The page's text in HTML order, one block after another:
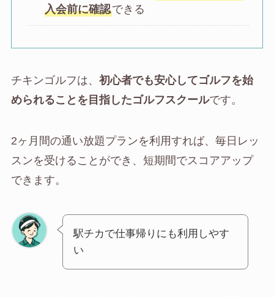
入会前に確認できる
チキンゴルフは、 初心者でも安心してゴルフを始
められることを目指したゴルフスクールです。
2ヶ月間の通い放題プランを利用すれば、毎日レッ
スンを受けることができ、短期間でスコアアップ
できます。
駅チカで仕事帰りにも利用しやす
い